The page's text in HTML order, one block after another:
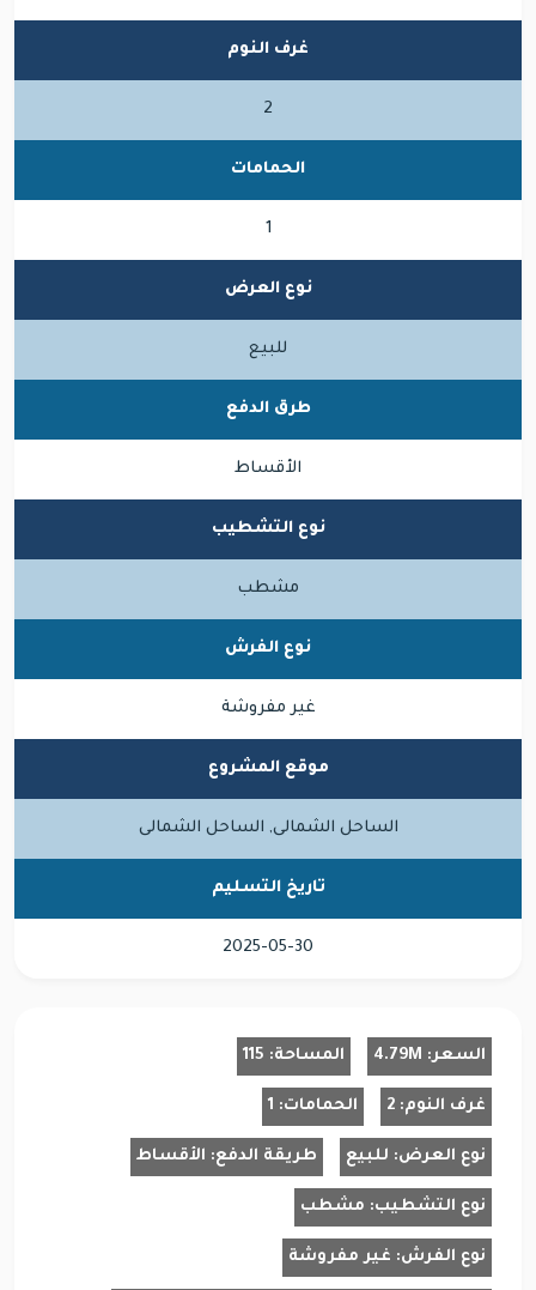
غرف النوم
2
الحمامات
1
نوع العرض
للبيع
طرق الدفع
الأقساط
نوع التشطيب
مشطب
نوع الفرش
غير مفروشة
موقع المشروع
الساحل الشمالى, الساحل الشمالى
تاريخ التسليم
2025-05-30
السعر: 4.79M المساحة: 115
غرف النوم: 2 الحمامات: 1
نوع العرض: للبيع طريقة الدفع: الأقساط
نوع التشطيب: مشطب
نوع الفرش: غير مفروشة